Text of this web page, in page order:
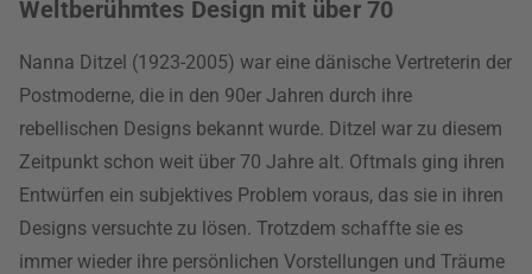
Weltberühmtes Design mit über 70
Nanna Ditzel (1923-2005) war eine dänische Vertreterin der
Postmoderne, die in den 90er Jahren durch ihre
rebellischen Designs bekannt wurde. Ditzel war zu diesem
Zeitpunkt schon weit über 70 Jahre alt. Oftmals ging ihren
Entwürfen ein subjektives Problem voraus, das sie in ihren
Designs versuchte zu lösen. Trotzdem schaffte sie es
immer wieder ihre persönlichen Vorstellungen und Träume